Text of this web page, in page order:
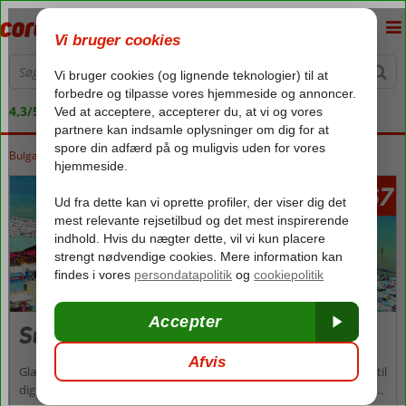
4,3/5 på Trustpilot
Forside
Bulgarien Sortehavet Sunny Beach
fra 4567
Sunny Beach
Glæder du dig til din sommerferie hvert år? Så har vi ny inspiration til
dig allerede. Sunny Beach er nemlig en moderne badeby, der er på